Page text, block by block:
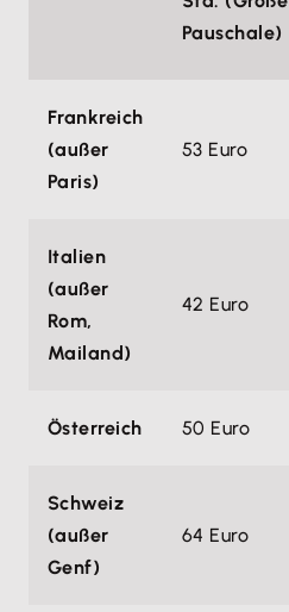
Pauschale)
Frankreich
(außer
Paris)
53 Euro
Italien
(außer
Rom,
Mailand)
42 Euro
Österreich 50 Euro
Schweiz
(außer
Genf)
64 Euro